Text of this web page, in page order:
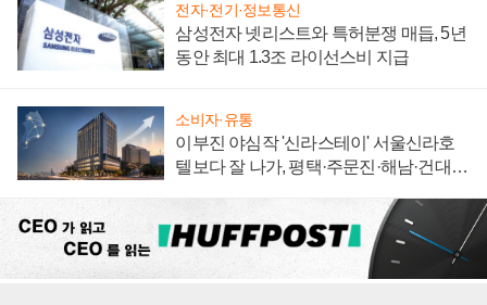
전자·전기·정보통신
삼성전자 넷리스트와 특허분쟁 매듭, 5년
동안 최대 1.3조 라이선스비 지급
소비자·유통
이부진 야심작 '신라스테이' 서울신라호
텔보다 잘 나가, 평택·주문진·해남·건대로